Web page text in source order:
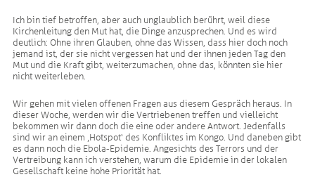
Ich bin tief betroffen, aber auch unglaublich berührt, weil diese
Kirchenleitung den Mut hat, die Dinge anzusprechen. Und es wird
deutlich: Ohne ihren Glauben, ohne das Wissen, dass hier doch noch
jemand ist, der sie nicht vergessen hat und der ihnen jeden Tag den
Mut und die Kraft gibt, weiterzumachen, ohne das, könnten sie hier
nicht weiterleben.
Wir gehen mit vielen offenen Fragen aus diesem Gespräch heraus. In
dieser Woche, werden wir die Vertriebenen treffen und vielleicht
bekommen wir dann doch die eine oder andere Antwort. Jedenfalls
sind wir an einem ‚Hotspot‘ des Konfliktes im Kongo. Und daneben gibt
es dann noch die Ebola-Epidemie. Angesichts des Terrors und der
Vertreibung kann ich verstehen, warum die Epidemie in der lokalen
Gesellschaft keine hohe Priorität hat.